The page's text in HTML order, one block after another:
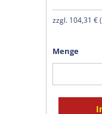
zzgl. 104,31 € (
Menge